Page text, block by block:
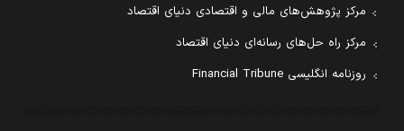
مرکز پژوهش‌های مالی و اقتصادی دنیای اقتصاد
مرکز راه حل‌های رسانه‌ای دنیای اقتصاد
روزنامه انگلیسی Financial Tribune